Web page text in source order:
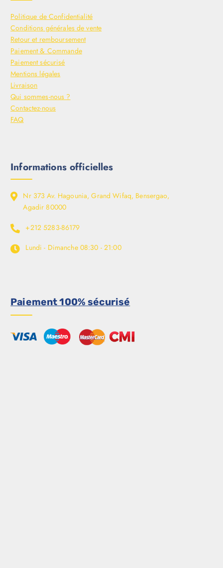
Politique de Confidentialité
Conditions générales de vente
Retour et remboursement
Paiement & Commande
Paiement sécurisé
Mentions légales
Livraison
Qui sommes-nous ?
Contactez-nous
FAQ
Informations officielles
Nr 373 Av. Hagounia, Grand Wifaq, Bensergao,
Agadir 80000
+212 5283-86179
Lundi - Dimanche 08:30 - 21:00
Paiement 100% sécurisé